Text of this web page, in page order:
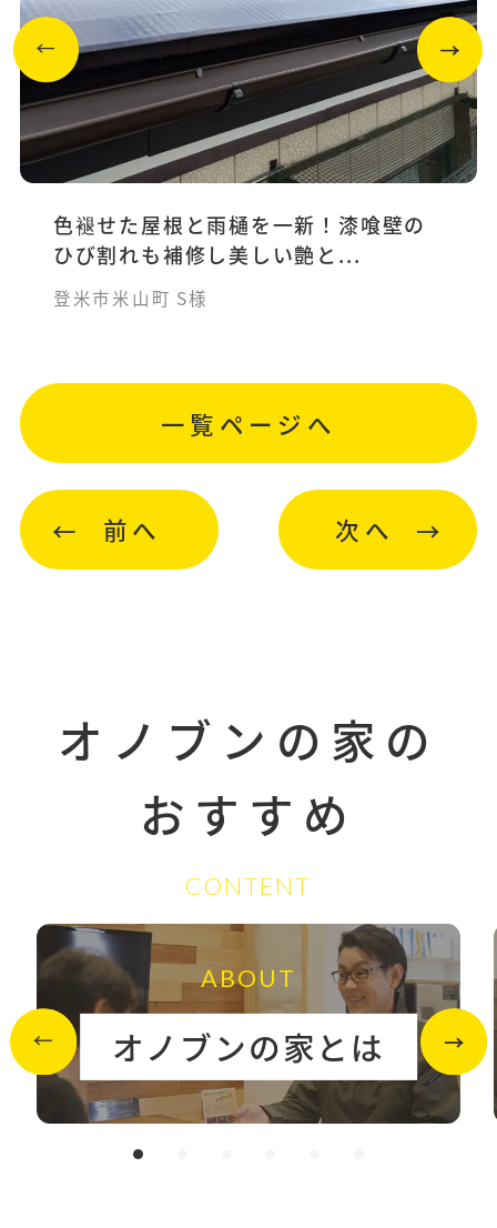
色褪せた屋根と雨樋を一新！漆喰壁の
ひび割れも補修し美しい艶と...
登米市米山町 S様
前へ
一覧ページへ
次へ
オノブンの家の
おすすめ
CONTENT
ABOUT
オノブンの家とは